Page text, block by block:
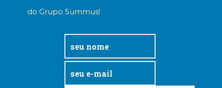
do Grupo Summus!